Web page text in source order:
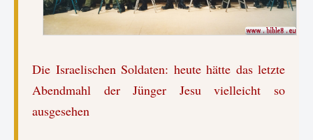
Die Israelischen Soldaten: heute hätte das letzte
Abendmahl der Jünger Jesu vielleicht so
ausgesehen